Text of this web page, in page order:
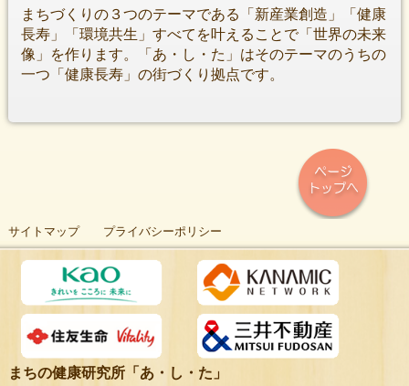
まちづくりの３つのテーマである「新産業創造」「健康
長寿」「環境共生」すべてを叶えることで「世界の未来
像」を作ります。「あ・し・た」はそのテーマのうちの
一つ「健康長寿」の街づくり拠点です。
サイトマップ プライバシーポリシー
まちの健康研究所「あ・し・た」